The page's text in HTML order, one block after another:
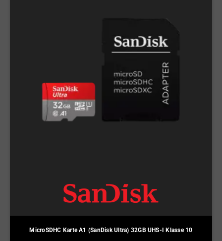
MicroSDHC Karte A1 (SanDisk Ultra) 32GB UHS-I Klasse 10